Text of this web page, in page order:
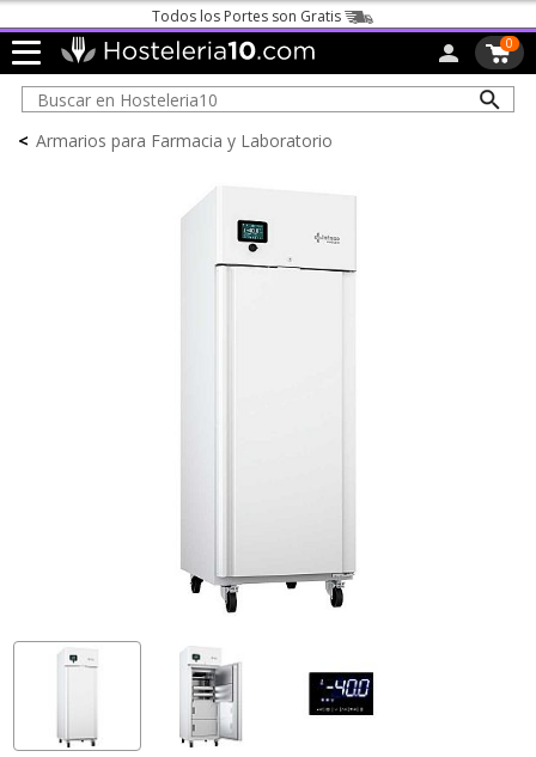
Todos los Portes son Gratis
0
< Armarios para Farmacia y Laboratorio